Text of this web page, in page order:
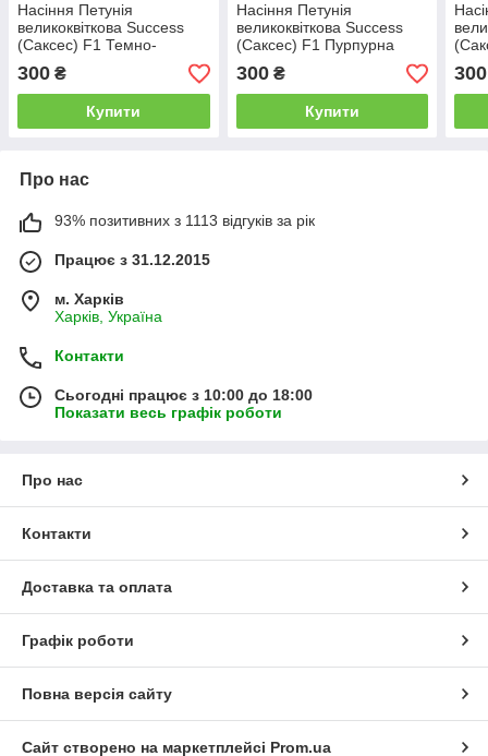
Насіння Петунія
великоквіткова Success
(Саксес) F1 Темно-
малинова Crimson Darc
500 насінин Benary
300 ₴
Купити
Насіння Петунія
великоквіткова Success
(Саксес) F1 Пурпурна
Purple 500 насінин Benary
300₴
Купити
300
Про нас
93% позитивних з 1113 відгуків за рік
Працює з 31.12.2015
м. Харків
Харків, Україна
Контакти
Сьогодні працює з 10:00 до 18:00
Показати весь графік роботи
Про нас
Контакти
Доставка та оплата
Графік роботи
Повна версія сайту
Сайт створено на маркетплейсі Prom.ua